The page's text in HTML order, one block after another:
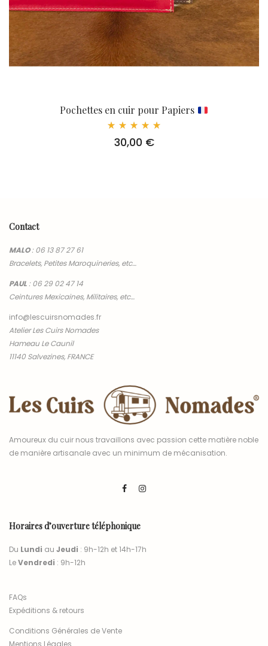
Pochettes en cuir pour Papiers
5.00
30,00 €
Contact
MALO:06 13 87 27 61
Bracelets, Petites Maroquineries, etc…
PAUL:06 29 02 47 14
Ceintures Mexicaines, Militaires, etc…
info@lescuirsnomades.fr
Atelier Les Cuirs Nomades
Hameau Le Caunil
11140 Salvezines, FRANCE
Amoureux du cuir nous travaillons avec passion cette matière noble
de manière artisanale avec un minimum de mécanisation.
Horaires d’ouverture téléphonique
Du Lundi au Jeudi : 9h-12h et 14h-17h
LeVendredi : 9h-12h
FAQs
Expéditions & retours
Conditions Générales de Vente
Mentions Légales